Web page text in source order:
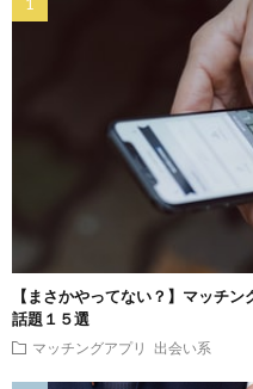
【まさかやってない？】マッチ
話題１５選
マッチングアプリ 出会い系